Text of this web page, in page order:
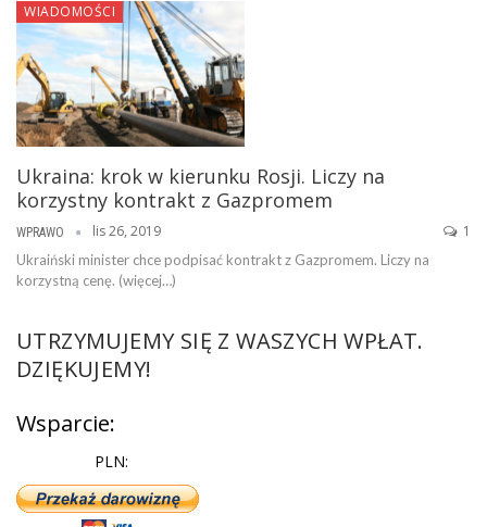
WIADOMOŚCI
Ukraina: krok w kierunku Rosji. Liczy na
korzystny kontrakt z Gazpromem
WPRAWO lis 26, 2019 1
Ukraiński minister chce podpisać kontrakt z Gazpromem. Liczy na
korzystną cenę. (więcej…)
UTRZYMUJEMY SIĘ Z WASZYCH WPŁAT.
DZIĘKUJEMY!
Wsparcie:
PLN: